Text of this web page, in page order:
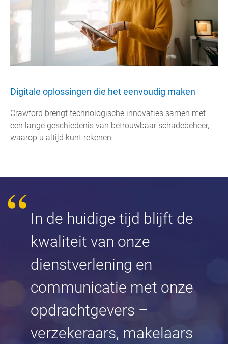
Digitale oplossingen die het eenvoudig maken
Crawford brengt technologische innovaties samen met
een lange geschiedenis van betrouwbaar schadebeheer,
waarop u altijd kunt rekenen.
In de huidige tijd blijft de
kwaliteit van onze
dienstverlening en
communicatie met onze
opdrachtgevers –
verzekeraars, makelaars